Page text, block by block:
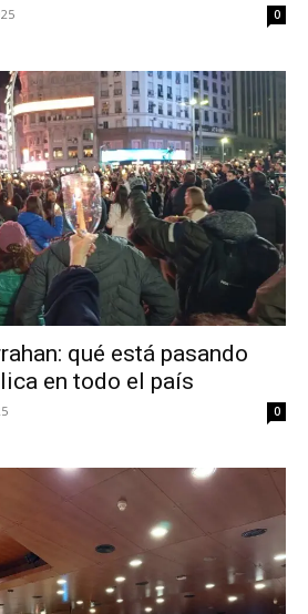
0
qué está pasando
en todo el país
0